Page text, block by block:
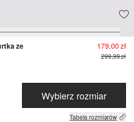
ze
179,00 zł
299,99 zł
Wybierz rozmiar
Tabela rozmiarów